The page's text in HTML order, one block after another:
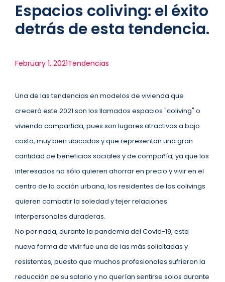
Espacios coliving: el éxito
detrás de esta tendencia.
February 1, 2021Tendencias
Una de las tendencias en modelos de vivienda que
crecerá este 2021 son los llamados espacios "coliving" o
vivienda compartida, pues son lugares atractivos a bajo
costo, muy bien ubicados y que representan una gran
cantidad de beneficios sociales y de compañía, ya que los
interesados no sólo quieren ahorrar en precio y vivir en el
centro de la acción urbana, los residentes de los colivings
quieren combatir la soledad y tejer relaciones
interpersonales duraderas.
No por nada, durante la pandemia del Covid-19, esta
nueva forma de vivir fue una de las más solicitadas y
resistentes, puesto que muchos profesionales sufrieron la
reducción de su salario y no querían sentirse solos durante